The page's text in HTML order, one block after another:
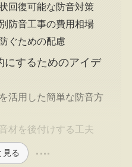
回復可能な防音対策
防音工事の費用相場
ぐための配慮
にするためのアイデ
活用した簡単な防音方
材を後付けする工夫
見る